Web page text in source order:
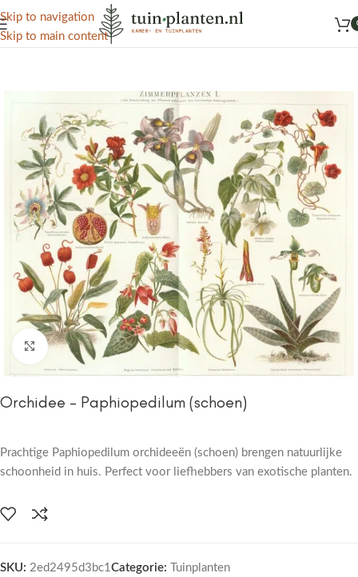
Skip to navigation
Skip to main content
Het grootste aanbod kamer- en tuinplanten
Home/ Kennisbank/Tuinplanten
Click to enlarge
Orchidee – Paphiopedilum (schoen)
Prachtige Paphiopedilum orchideeën (schoen) brengen natuurlijke
schoonheid in huis. Perfect voor liefhebbers van exotische planten.
SKU: 2ed2495d3bc1 Categorie: Tuinplanten